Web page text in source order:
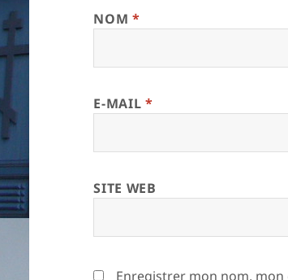
NOM *
E-MAIL *
SITE WEB
Enregistrer mon nom,